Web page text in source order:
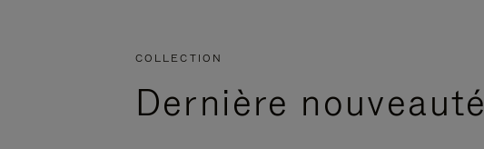
COLLECTION
Dernière nouveauté